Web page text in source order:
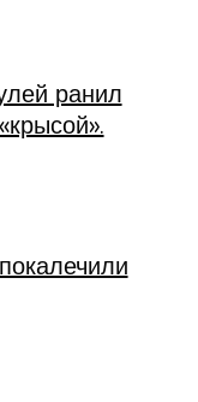
ранил